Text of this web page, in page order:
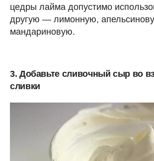
цедры лайма допустимо
другую — лимонную,
мандариновую.
3. Добавьте сливочный сыр во
сливки